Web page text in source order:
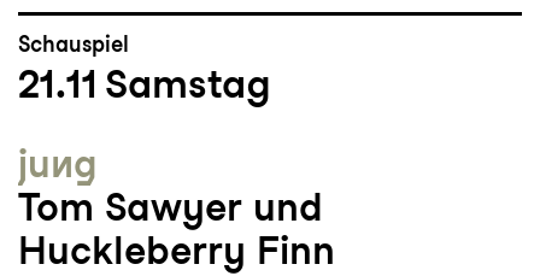
Schauspiel
21.11 Samstag
jung
Tom Sawyer und
Huckleberry Finn